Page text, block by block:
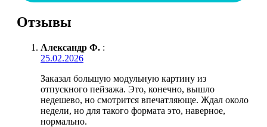
Отзывы
Александр Ф. :
25.02.2026
Заказал большую модульную картину из
отпускного пейзажа. Это, конечно, вышло
недешево, но смотрится впечатляюще. Ждал около
недели, но для такого формата это, наверное,
нормально.